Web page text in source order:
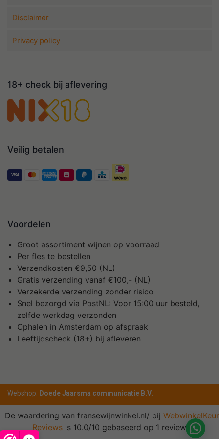
Disclaimer
Privacy policy
18+ check bij aflevering
Veilig betalen
Voordelen
Groot assortiment wijnen op voorraad
Per fles te bestellen
Verzendkosten €9,50 (NL)
Gratis verzending vanaf €100,- (NL)
Verzekerde verzending zonder risico
Snel bezorgd via PostNL: Voor 15:00 uur besteld,
zelfde werkdag verzonden
Ophalen in Amsterdam op afspraak
Leeftijdscheck (18+) bij afleveren
Webshop: Doede Jaarsma communicatie B.V.
De waardering van fransewijnwinkel.nl/ bij WebwinkelKeur
Reviewsis 10.0/10 gebaseerd op 1 reviews.